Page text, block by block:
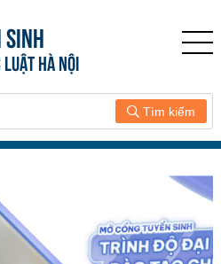
SINH
HÀ NỘI
Tìm kiếm